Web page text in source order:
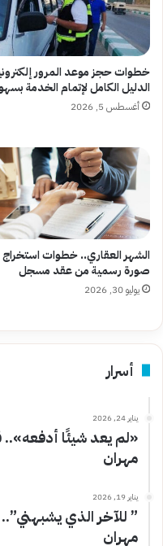
خطوات حجز موعد المرور
الدليل الكامل لإتمام الخدمة
أغسطس 5, 2026
الشهر العقاري.. خطوات استخراج
صورة رسمية من عقد مسجل
يوليو 30, 2026
أسرار
يناير 24, 2026
«لم يعد شيئًا
مهران
يناير 19, 2026
” للآخر الذي
مهران